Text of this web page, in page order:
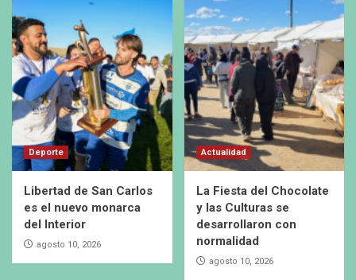
Deporte
Libertad de San Carlos
es el nuevo monarca
del Interior
agosto 10, 2026
Actualidad
La Fiesta del Chocolate
y las Culturas se
desarrollaron con
normalidad
agosto 10, 2026